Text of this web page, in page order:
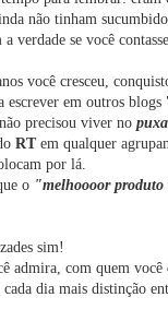
não tinham
a verdade se você
você cresceu,
escrever em outros blogs
precisou viver no
RT em qualquer
por lá.
o "melhoooor
sim!
admira, com quem você
dia mais distinção